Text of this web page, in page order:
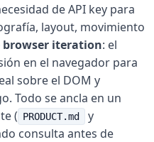
de API key para
layout, movimiento
browser iteration: el
en el navegador para
sobre el DOM y
Todo se ancla en un
( PRODUCT.md y
consulta antes de